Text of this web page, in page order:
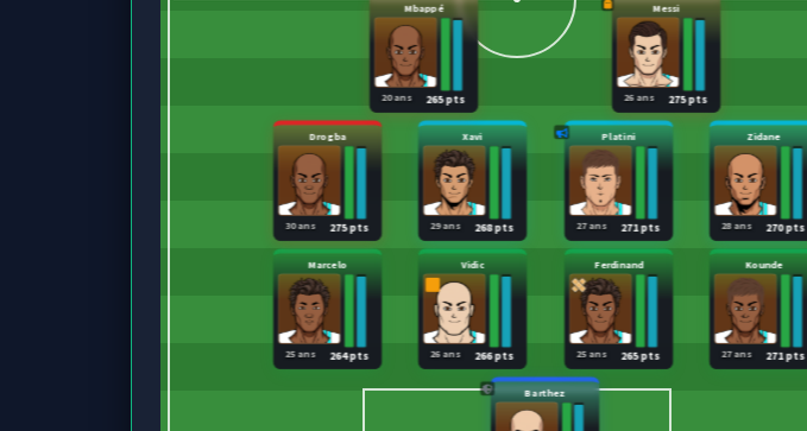
Barthez
Marcelo
264 pts
25 ans
Vidic
266 pts
26 ans
Ferdinand
265 pts
25 ans
Kounde
271 pts
27 ans
Drogba
275 pts
30 ans
Xavi
268 pts
29 ans
Platini
271 pts
27 ans
Zidane
270 pts
28 ans
Mbappé
265 pts
20 ans
Messi
275 pts
26 ans